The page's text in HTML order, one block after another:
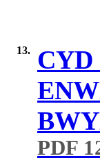
13.
PDF